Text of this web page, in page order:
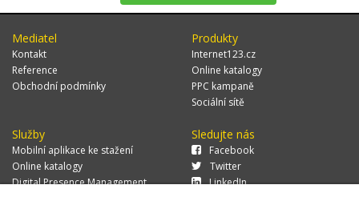
Mediatel
Kontakt
Reference
Obchodní podmínky
Produkty
Internet123.cz
Online katalogy
PPC kampaně
Sociální sítě
Služby
Mobilní aplikace ke stažení
Online katalogy
Digital Presence Management
Sledujte nás
Facebook
Twitter
LinkedIn